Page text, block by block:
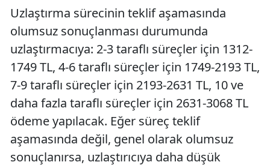
Uzlaştırma sürecinin teklif aşamasında
olumsuz sonuçlanması durumunda
uzlaştırmacıya: 2-3 taraflı süreçler için 1312-
1749 TL, 4-6 taraflı süreçler için 1749-2193 TL,
7-9 taraflı süreçler için 2193-2631 TL, 10 ve
daha fazla taraflı süreçler için 2631-3068 TL
ödeme yapılacak. Eğer süreç teklif
aşamasında değil, genel olarak olumsuz
sonuçlanırsa, uzlaştırıcıya daha düşük